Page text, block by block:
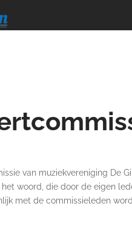
van muziekvereniging De
het woord, die door de eigen
met de commissieleden